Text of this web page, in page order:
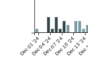
Dec 01 '24Dec 04 '24Dec 07 '24Dec 10 '24Dec 13 '24